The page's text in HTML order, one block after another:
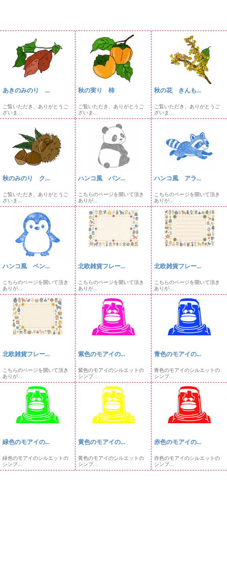
あきのみのり ...
ご覧いただき、ありがとうご
ざいま...
秋の実り 柿
ご覧いただき、ありがとうご
ざいま...
秋の花 きんも...
ご覧いただき、ありがとうご
ざいま...
秋のみのり ク...
ご覧いただき、ありがとうご
ざいま...
ハンコ風 パン...
こちらのページを開いて頂き
ありが...
ハンコ風 アラ...
こちらのページを開いて頂き
ありが...
ハンコ風 ペン...
こちらのページを開いて頂き
ありが...
北欧雑貨フレー...
こちらのページを開いて頂き
ありが...
北欧雑貨フレー...
こちらのページを開いて頂き
ありが...
北欧雑貨フレー...
こちらのページを開いて頂き
ありが...
紫色のモアイの...
紫色のモアイのシルエットの
シンプ...
青色のモアイの...
青色のモアイのシルエットの
シンプ...
緑色のモアイの...
緑色のモアイのシルエットの
シンプ...
黄色のモアイの...
黄色のモアイのシルエットの
シンプ...
赤色のモアイの...
赤色のモアイのシルエットの
シンプ...